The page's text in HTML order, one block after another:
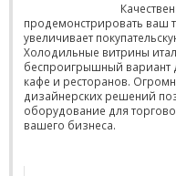
продемонстрировать ваш
увеличивает
Холодильные витрины
беспроигрышный вариант
кафе и ресторанов.
дизайнерских решений
оборудование для
вашего бизнеса.